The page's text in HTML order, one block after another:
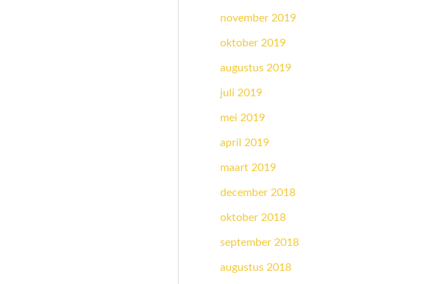
november 2019
oktober 2019
augustus 2019
juli 2019
mei 2019
april 2019
maart 2019
december 2018
oktober 2018
september 2018
augustus 2018